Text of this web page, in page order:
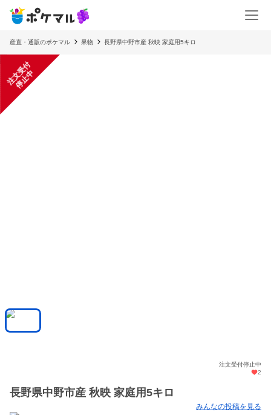
産直・通販のポケマル 果物 長野県中野市産 秋映 家庭用5キロ
注
文
受
付
停
止
中
注文受付停止中
2
長野県中野市産 秋映 家庭用5キロ
みんなの投稿を見る